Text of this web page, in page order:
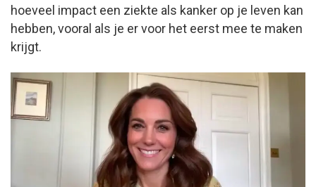
hoeveel impact een ziekte als kanker op je leven kan
hebben, vooral als je er voor het eerst mee te maken
krijgt.